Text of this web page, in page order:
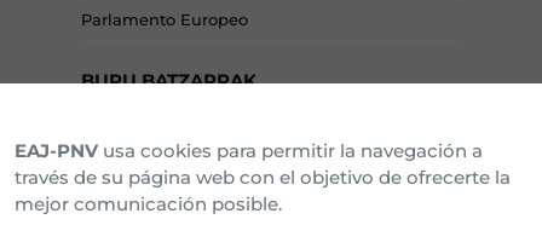
Parlamento Europeo
BURU BATZARRAK
Araba Buru Batzar
Bizkai Buru Batzar
EAJ-PNV usa cookies para permitir la navegación a
través de su página web con el objetivo de ofrecerte la
mejor comunicación posible.